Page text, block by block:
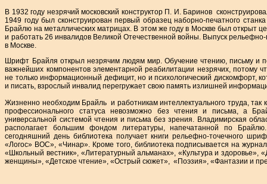
В 1932 году незрячий московский конструктор П. И. Баринов
1949 году был сконструирован первый образец наборно-печатного
Брайлю на металлических матрицах. В этом же году в Москве был открыт
и работать 26 инвалидов Великой Отечественной войны. Выпуск
в Москве.
Шрифт Брайля открыл незрячим людям мир. Обучение чтению, письму и
важнейших компонентов элементарной реабилитации незрячих, потому
не только информационный дефицит, но и психологический дискомфорт,
и писать, взрослый инвалид перегружает свою память излишней
Жизненно необходим Брайль и работникам интеллектуального труда, так
профессионального статуса невозможно без чтения и письма, а
универсальной системой чтения и письма без зрения. Владимирская
располагает большим фондом литературы, напечатанной по
сегодняшний день библиотека получает книги рельефно-точечного
«Логос» ВОС», «Чинар». Кроме того, библиотека подписывается на
«Школьный вестник», «Литературный альманах», «Культура и здоровье»,
женщины», «Детское чтение», «Острый сюжет», «Поэзия», «Фантазии и